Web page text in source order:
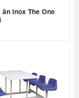
ăn inox The One